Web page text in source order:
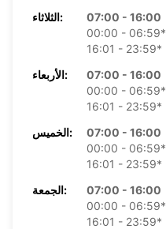
الثلاثاء:
07:00 - 16:00
00:00 - 06:59*
16:01 - 23:59*
الأربعاء:
07:00 - 16:00
00:00 - 06:59*
16:01 - 23:59*
الخميس:
07:00 - 16:00
00:00 - 06:59*
16:01 - 23:59*
الجمعة:
07:00 - 16:00
00:00 - 06:59*
16:01 - 23:59*